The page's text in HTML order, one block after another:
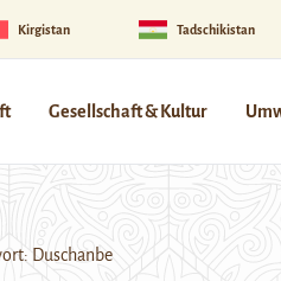
Kirgistan Tadschikistan
Gesellschaft & Kultur
Duschanbe